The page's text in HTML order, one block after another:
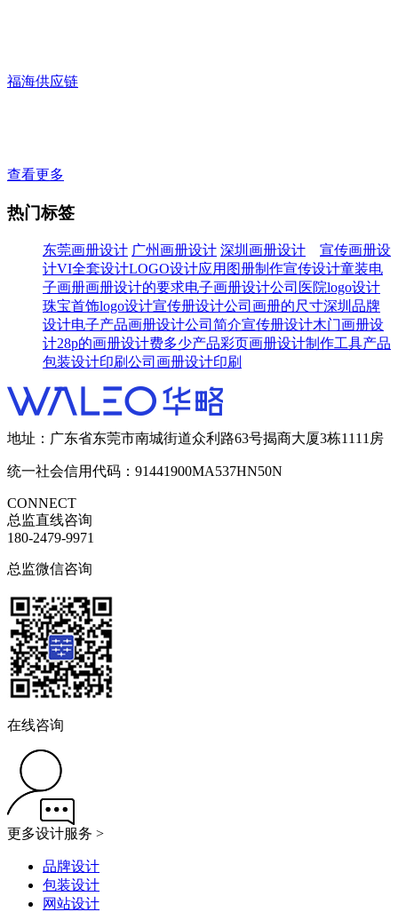
福海供应链
查看更多
热门标签
东莞画册设计 广州画册设计 深圳画册设计
宣传画册设
计VI全套设计LOGO设计应用 图册制作宣传设计童装电
子画册画册设计的要求电子画册设计公司 医院logo设计
珠宝首饰logo设计宣传册设计公司 画册的尺寸深圳品牌
设计电子产品画册设计公司简介宣传册设计木门画册设
计28p的画册设计费多少产品彩页画册设计制作工具产品
包装设计印刷公司画册设计印刷
地址：广东省东莞市南城街道众利路63号揭商大厦3栋1111房
统一社会信用代码：91441900MA537HN50N
CONNECT
总监直线咨询
180-2479-9971
总监微信咨询
在线咨询
更多设计服务 >
品牌设计
包装设计
网站设计